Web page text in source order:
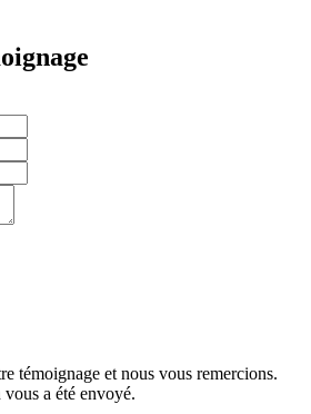
témoignage et nous vous remercions.
a été envoyé.